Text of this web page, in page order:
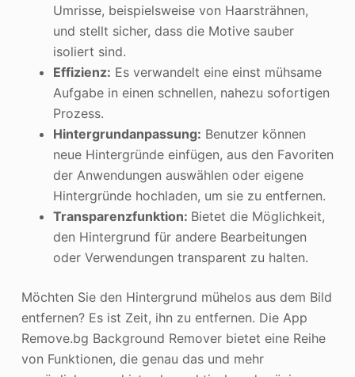
Umrisse, beispielsweise von Haarsträhnen,
und stellt sicher, dass die Motive sauber
isoliert sind.
Effizienz: Es verwandelt eine einst mühsame
Aufgabe in einen schnellen, nahezu sofortigen
Prozess.
Hintergrundanpassung: Benutzer können
neue Hintergründe einfügen, aus den Favoriten
der Anwendungen auswählen oder eigene
Hintergründe hochladen, um sie zu entfernen.
Transparenzfunktion: Bietet die Möglichkeit,
den Hintergrund für andere Bearbeitungen
oder Verwendungen transparent zu halten.
Möchten Sie den Hintergrund mühelos aus dem Bild
entfernen? Es ist Zeit, ihn zu entfernen. Die App
Remove.bg Background Remover bietet eine Reihe
von Funktionen, die genau das und mehr